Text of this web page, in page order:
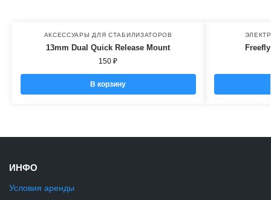
АКСЕССУАРЫ ДЛЯ СТАБИЛИЗАТОРОВ
13mm Dual Quick Release Mount
150₽
В корзину
ИНФО
Условия аренды